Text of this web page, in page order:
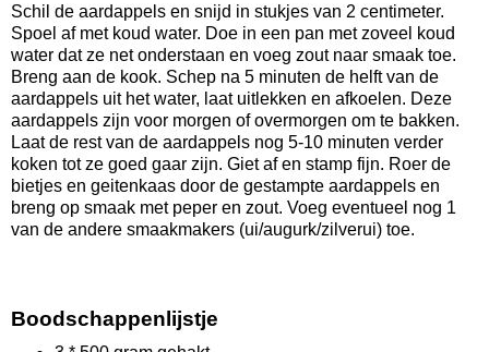
Schil de aardappels en snijd in stukjes van 2 centimeter.
Spoel af met koud water. Doe in een pan met zoveel koud
water dat ze net onderstaan en voeg zout naar smaak toe.
Breng aan de kook. Schep na 5 minuten de helft van de
aardappels uit het water, laat uitlekken en afkoelen. Deze
aardappels zijn voor morgen of overmorgen om te bakken.
Laat de rest van de aardappels nog 5-10 minuten verder
koken tot ze goed gaar zijn. Giet af en stamp fijn. Roer de
bietjes en geitenkaas door de gestampte aardappels en
breng op smaak met peper en zout. Voeg eventueel nog 1
van de andere smaakmakers (ui/augurk/zilverui) toe.
Boodschappenlijstje